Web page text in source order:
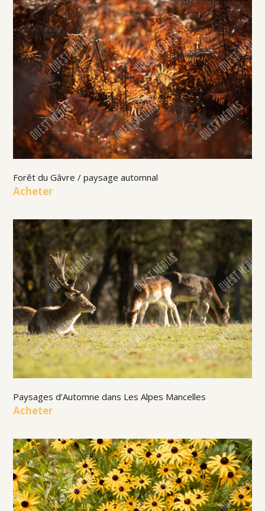
Forêt du Gâvre / paysage automnal
Acheter
Paysages d’Automne dans Les Alpes Mancelles
Acheter